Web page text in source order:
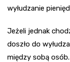
wyłudzanie
Jeżeli jednak
doszło do
między sobą